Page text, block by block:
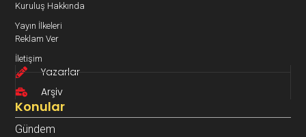
Kuruluş Hakkında
Yayın İlkeleri
Reklam Ver
İletişim
Yazarlar
Arşiv
Konular
Gündem